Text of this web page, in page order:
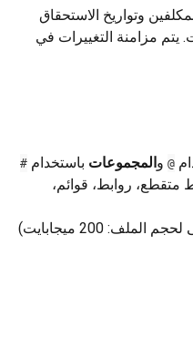
وتواريخ الاستحقاق
يتم مزامنة التغييرات في
@ والمجموعات باستخدام #
متقطع، روابط، قوائم،
200 ميجابايت)